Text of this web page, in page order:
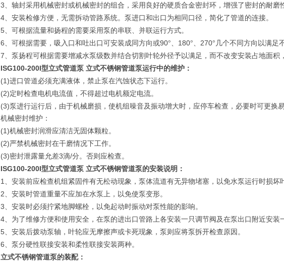
3、轴封采用机械密封或机械密封的组合，采用良好的硬质合金密封环，增强了密封的耐磨
4、安装检修方便，无需拆动管路系统。泵进口和出口为相同口径，简化了管道的连接。
5、可根据流量和扬程的需要采用泵的串联、并联运行方式。
6、可根据需要，吸入口和吐出口可安装成同方向或90°、 180°、 270°几个不同方向以满足
7、泵扬程可根据需要增减水泵级数并结合切割叶轮外径予以满足，而不改变安装占地面积
ISG100-200I型立式管道泵 立式不锈钢管道泵运行中的维护：
(1)进口管道必须充满液体，禁止泵在汽蚀状态下运行。
(2)定时检查电机电流值，不得超过电机额定电流。
(3)泵进行运行后，由于机械磨损，使机组噪音及振动增大时，应停车检查，必要时可更换
机械密封维护：
(1)机械密封润滑应清洁无固体颗粒。
(2)严禁机械密封在干磨情况下工作。
(3)密封泄露量允差3滴/分。否则应检查。
ISG100-200I型立式管道泵 立式不锈钢管道泵的安装说明：
1 、安装前应检查机组紧固件有无松动现象，泵体流道有无异物堵塞，以免水泵运行时损坏
2、安装时管道重量不应加在水泵上，以免使泵变形。
3、安装时必须拧紧地脚螺栓，以免起动时振动对泵性能的影响。
4、为了维修方便和使用安全，在泵的进出口管路上各安装一只调节阀及在泵出口附近安装
5、安装后拨动泵轴，叶轮应无摩擦声或卡死现象，泵则应将泵拆开检查原因。
6、泵分硬性联接安装和柔性联接安装两种。
立式不锈钢管道泵的装配：